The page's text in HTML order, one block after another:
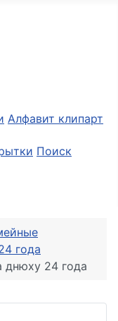
Алфавит клипарт
Поиск
года
днюху 24 года